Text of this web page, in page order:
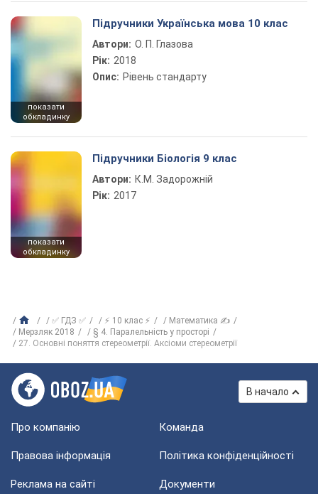
показати
обкладинку
Підручники Українська мова 10 клас
Автори: О. П. Глазова
Рік: 2018
Опис: Рівень стандарту
показати
обкладинку
Підручники Біологія 9 клас
Автори: К.М. Задорожній
Рік: 2017
✅ ГДЗ ✅ ⚡ 10 клас ⚡
Математика ✍
Мерзляк 2018
§ 4. Паралельність у просторі
27. Основні поняття стереометрії. Аксіоми стереометрії
В начало
Про компанію Команда
Правова інформація Політика конфіденційності
Реклама на сайті Документи